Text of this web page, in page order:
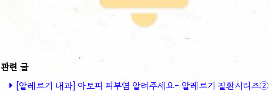
[알레르기 내과] 아토피 피부염 알려주세요- 알레르기 질환시리즈②